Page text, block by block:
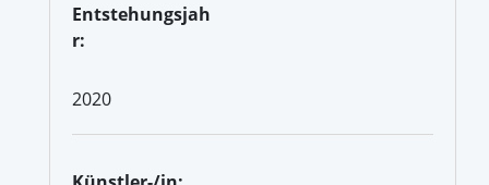
Entstehungsjah
r:
2020